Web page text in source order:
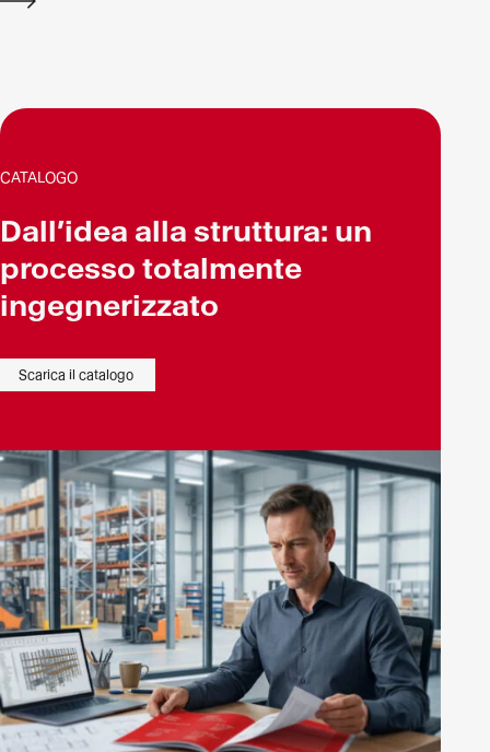
Scopri
CATALOGO
Dall’idea alla struttura: un
processo totalmente
ingegnerizzato
Scarica il catalogo